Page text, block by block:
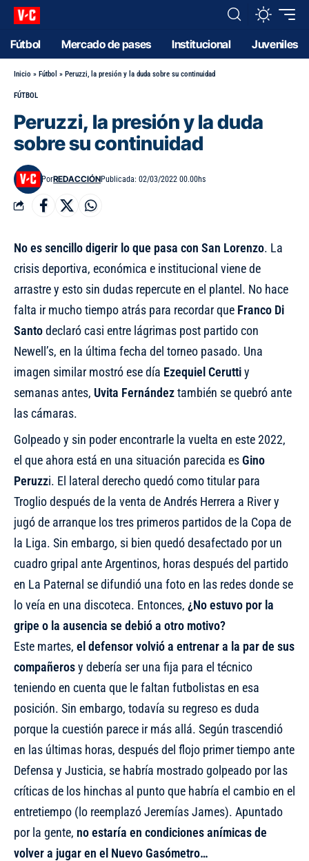
Fútbol Mercado de pases Institucional Juveniles
Inicio » Fútbol » Peruzzi, la presión y la duda sobre su continuidad
FÚTBOL
Peruzzi, la presión y la duda
sobre su continuidad
PorREDACCIÓNPublicada: 02/03/2022 00.00hs
No es sencillo digerir lo que pasa con San Lorenzo. La
crisis deportiva, económica e institucional viene de
arrastre y esto sin dudas repercute en el plantel. No hace
falta ir mucho tiempo atrás para recordar que Franco Di
Santodeclaró casi entre lágrimas post partido con
Newell’s, en la última fecha del torneo pasado. Una
imagen similar mostró ese día Ezequiel Ceruttiy
semanas antes, Uvita Fernándeztambién se quebró ante
las cámaras.
Golpeado y sin poder encontrarle la vuelta en este 2022,
el que ahora está en una situación parecida esGino
Peruzzi. El lateral derecho quedó como titular para
Troglio después de la venta de Andrés Herrera a River y
jugó de arranque los tres primeros partidos de la Copa de
la Liga. Sin embargo, si bien quedó desafectado por un
cuadro gripal ante Argentinos, horas después del partido
en La Paternal se difundió una foto en las redes donde se
lo veía en una discoteca. Entonces, ¿No estuvo por la
gripe o la ausencia se debió a otro motivo?
Este martes, el defensor volvió a entrenar a la par de sus
compañerosy debería ser una fija para el técnico
teniendo en cuenta que le faltan futbolistas en esa
posición. Sin embargo, todavía su regreso es duda
porque la cuestión parece ir más allá. Según trascendió
en las últimas horas, después del flojo primer tiempo ante
Defensa y Justicia, se habría mostrado golpeado por las
críticas de los hinchas al punto que habría el cambio en el
entretiempo (lo reemplazó Jeremías James). Apuntado
por la gente, no estaría en condiciones anímicas de
volver a jugar en el Nuevo Gasómetro…